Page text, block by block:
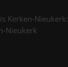
Kerken-Nieukerk:
Nieukerk